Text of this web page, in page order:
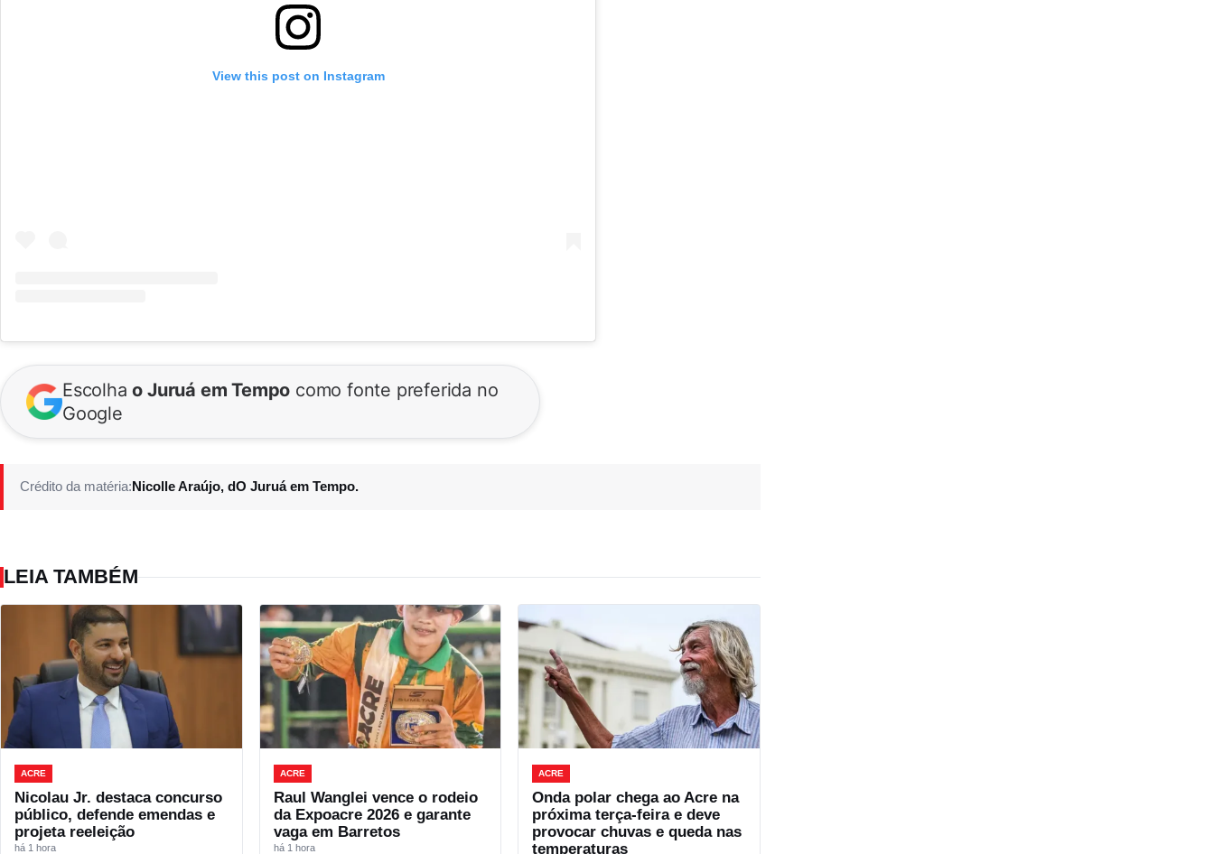
View this post on Instagram
Escolhao Juruá em Tempo como fonte preferida no
Google
Crédito da matéria:Nicolle Araújo, dO Juruá em Tempo.
LEIA TAMBÉM
ACRE
Nicolau Jr. destaca concurso
público, defende emendas e
projeta reeleição
há 1 hora
ACRE
Raul Wanglei vence o rodeio
da Expoacre 2026 e garante
vaga em Barretos
há 1 hora
ACRE
Onda polar chega ao Acre na
próxima terça-feira e deve
provocar chuvas e queda nas
temperaturas